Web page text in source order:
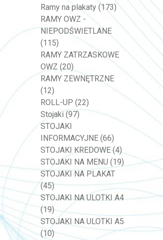
Ramy na plakaty (173)
RAMY OWZ -
NIEPODŚWIETLANE
(115)
RAMY ZATRZASKOWE
OWZ (20)
RAMY ZEWNĘTRZNE
(12)
ROLL-UP (22)
Stojaki (97)
STOJAKI
INFORMACYJNE (66)
STOJAKI KREDOWE (4)
STOJAKI NA MENU (19)
STOJAKI NA PLAKAT
(45)
STOJAKI NA ULOTKI A4
(19)
STOJAKI NA ULOTKI A5
(10)